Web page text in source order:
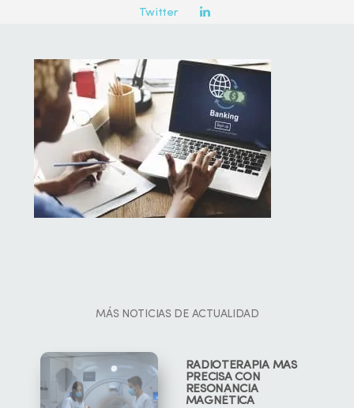
Twitter
MÁS NOTICIAS DE ACTUALIDAD
RADIOTERAPIA MÁS
PRECISA CON
RESONANCIA
MAGNÉTICA